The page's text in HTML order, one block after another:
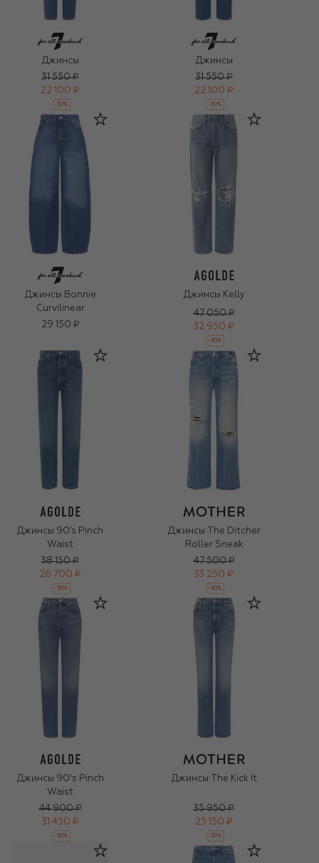
Джинсы
31 550 ₽
22 100 ₽
-30%
Джинсы
31 550 ₽
22 100 ₽
-30%
Джинсы Bonnie
Curvilinear
29 150 ₽
Джинсы Kelly
47 050 ₽
32 950 ₽
-30%
Джинсы 90’s Pinch
Waist
38 150 ₽
26 700 ₽
-30%
Джинсы The Ditcher
Roller Sneak
47 500 ₽
33 250 ₽
-30%
Джинсы 90's Pinch
Waist
44 900 ₽
31 450 ₽
-30%
Джинсы The Kick It
35 950 ₽
25 150 ₽
-30%